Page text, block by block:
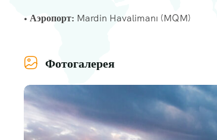
• Аэропорт: Mardin Havalimanı (MQM)
Фотогалерея